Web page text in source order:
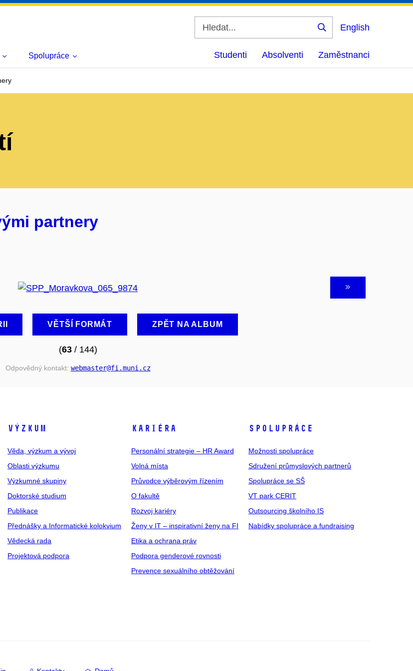
Vyhledat
English
Spolupráce Studenti Absolventi Zaměstnanci
partnery
VĚTŠÍ FORMÁT ZPĚT NA ALBUM
(63/ 144)
Odpovědný kontakt: webmaster@fi .muni .cz
VÝZKUM
Věda, výzkum a vývoj
Oblasti výzkumu
Výzkumné skupiny
Doktorské studium
Publikace
Přednášky a Informatické kolokvium
Vědecká rada
Projektová podpora
KARIÉRA
Personální strategie – HR Award
Volná místa
Průvodce výběrovým řízením
O fakultě
Rozvoj kariéry
Ženy v IT – inspirativní ženy na FI
Etika a ochrana práv
Podpora genderové rovnosti
Prevence sexuálního obtěžování
SPOLUPRÁCE
Možnosti spolupráce
Sdružení průmyslových partnerů
Spolupráce se SŠ
VT park CERIT
Outsourcing školního IS
Nabídky spolupráce a fundraising